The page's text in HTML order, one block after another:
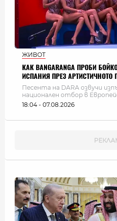
ЖИВОТ
КАК BANGARANGA ПРОБИ
ИСПАНИЯ ПРЕЗ АРТИСТИЧНОТО
Песента на DARA озвучи
национален отбор в
18:04 - 07.08.2026